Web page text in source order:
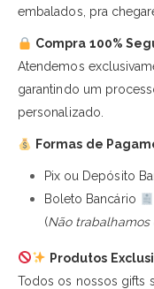
embalados, pra
Compra 100%
Atendemos
garantindo um
personalizado.
Formas de
Pix ou Depósito
Boleto Bancário
(Não trabalhamos
Produtos
Todos os nossos gifts